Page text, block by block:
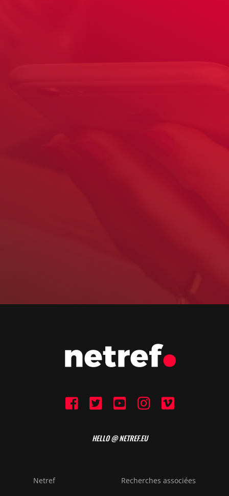
HELLO @ NETREF.EU
Netref Recherches associées